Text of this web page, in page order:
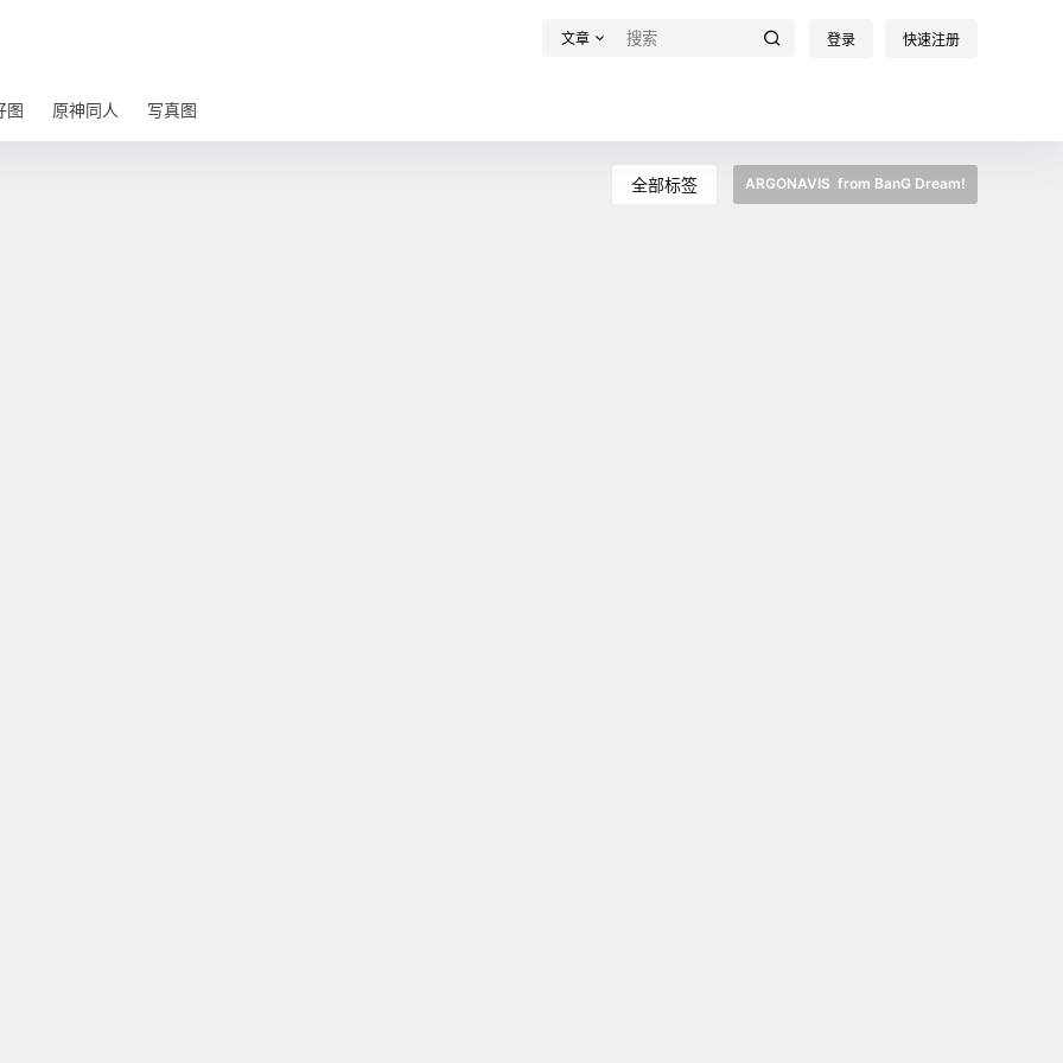
文章 登录 快速注册
图 原神同人 写真图
全部标签 ARGONAVIS from BanG Dream!